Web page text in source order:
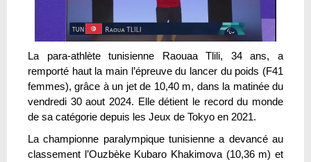
La para-athlète tunisienne Raouaa Tlili, 34 ans, a
remporté haut la main l’épreuve du lancer du poids (F41
femmes), grâce à un jet de 10,40 m, dans la matinée du
vendredi 30 aout 2024. Elle détient le record du monde
de sa catégorie depuis les Jeux de Tokyo en 2021.
La championne paralympique tunisienne a devancé au
classement l’Ouzbèke Kubaro Khakimova (10,36 m) et